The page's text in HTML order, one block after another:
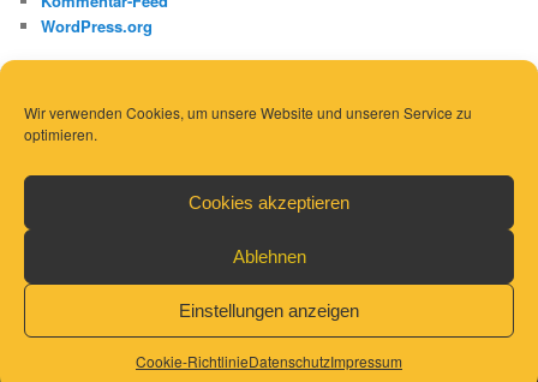
Wir verwenden Cookies, um unsere Website und unseren Service zu
optimieren.
Cookies akzeptieren
Ablehnen
Einstellungen anzeigen
Cookie-RichtlinieDatenschutzImpressum
WordPress.org
Mit Stolz präsentiert von WordPress